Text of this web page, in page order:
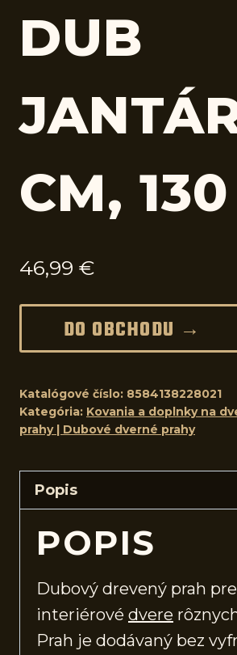
DUB
CM,
46,99 €
DO OBCHODU →
Katalógové číslo: 8584138228021
Kategória: Kovania a doplnky na
prahy | Dubové dverné prahy
Popis
POPIS
Dubový drevený prah pre
interiérové dvere
Prah je dodávaný bez